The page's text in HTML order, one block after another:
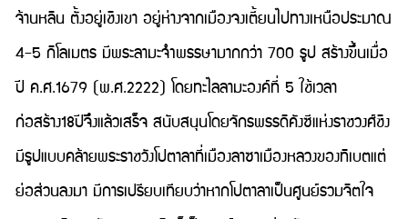
จ้านหลิน ตั้งอยู่เชิงเขา อยู่ห่างจากเมืองจงเตี้ยนไปทางเหนือประมาณ
4-5 กิโลเมตร มีพระลามะจำพรรษามากกว่า 700 รูป สร้างขึ้นเมื่อ
ปี ค.ศ.1679 (พ.ศ.2222) โดยทะไลลามะองค์ที่ 5 ใช้เวลา
ก่อสร้าง18ปีจึงแล้วเสร็จ สนับสนุนโดยจักรพรรดิคังซีแห่งราชวงศ์ชิง
มีรูปแบบคล้ายพระราชวังโปตาลาที่เมืองลาซาเมืองหลวงของทิเบตแต่
ย่อส่วนลงมา มีการเปรียบเทียบว่าหากโปตาลาเป็นศูนย์รวมจิตใจ